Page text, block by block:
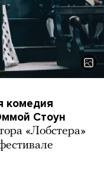
комедия
Стоун
«Лобстера»